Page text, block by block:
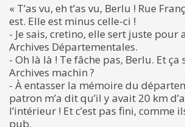
« T’as vu, eh t’as vu, Berlu ! Rue
est. Elle est minus celle-ci !
- Je sais, cretino, elle sert juste pour
Archives Départementales.
- Oh là là ! Te fâche pas, Berlu. Et ça
Archives machin ?
- À entasser la mémoire du
patron m’a dit qu’il y avait 20 km
l’intérieur ! Et c’est pas fini, comme
pub.